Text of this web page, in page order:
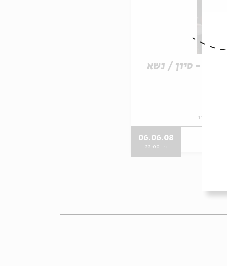
- סיון / נשא
- סיון
06.06.08
ו' | 22:00